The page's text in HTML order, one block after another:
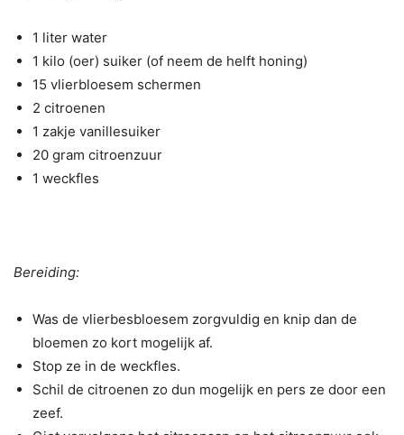
1 liter water
1 kilo (oer) suiker (of neem de helft honing)
15 vlierbloesem schermen
2 citroenen
1 zakje vanillesuiker
20 gram citroenzuur
1 weckfles
Bereiding:
Was de vlierbesbloesem zorgvuldig en knip dan de
bloemen zo kort mogelijk af.
Stop ze in de weckfles.
Schil de citroenen zo dun mogelijk en pers ze door een
zeef.